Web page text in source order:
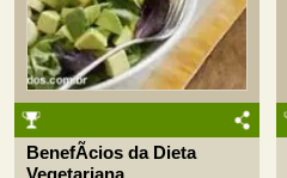
BenefÃ­cios da Dieta